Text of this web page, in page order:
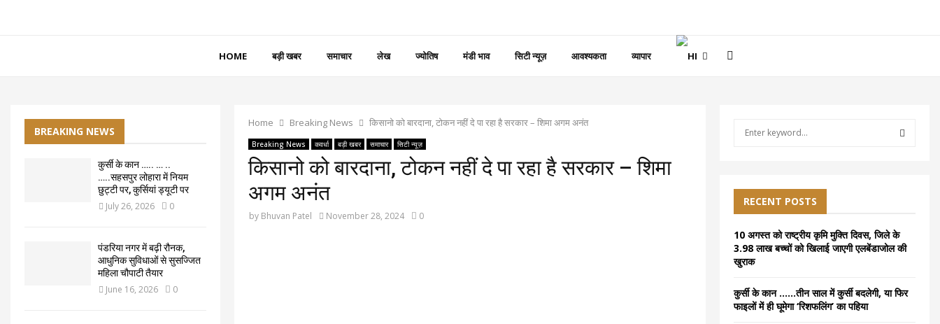
HOME बड़ी खबर समाचार लेख ज्योतिष मंडी भाव सिटी न्यूज़ आवश्यकता व्यापार
Home Breaking News किसानो को बारदाना, टोकन नहीं दे पा रहा है सरकार – शिमा अगम अनंत
Breaking News कवर्धा बड़ी खबर समाचार सिटी न्यूज़
किसानो को बारदाना, टोकन नहीं दे पा रहा है सरकार – शिमा
अगम अनंत
by Bhuvan Patel November 28, 2024 0
BREAKING NEWS
कुर्सी के कान ….. … ..
…..सहसपुर लोहारा में नियम
छुट्टी पर, कुर्सियां ड्यूटी पर
July 26, 2026 0
पंडरिया नगर में बढ़ी रौनक,
आधुनिक सुविधाओं से सुसज्जित
महिला चौपाटी तैयार
June 16, 2026 0
f
o
r
:
R
H
RECENT POSTS
10 अगस्त को राष्ट्रीय कृमि मुक्ति दिवस, जिले के
3.98 लाख बच्चों को खिलाई जाएगी एलबेंडाजोल की
खुराक
कुर्सी के कान ……तीन साल में कुर्सी बदलेगी, या फिर
फाइलों में ही घूमेगा ‘रिशफलिंग’ का पहिया